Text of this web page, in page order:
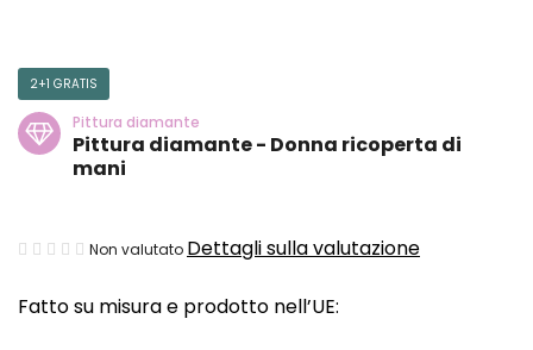
Fatto su misura e prodotto nell’UE:
2+1 GRATIS
Pittura diamante
Pittura diamante - Donna ricoperta di
mani
La
media
Non valutato Dettagli sulla valutazione